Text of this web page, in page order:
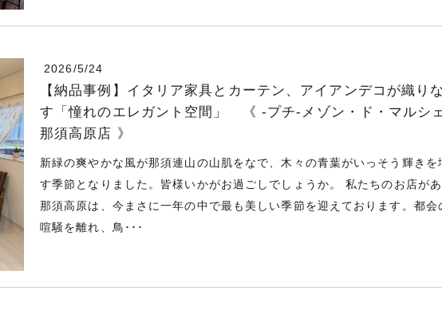
2026/5/24
【納品事例】イタリア家具とカーテン、アイアンデコが織り
す「憧れのエレガント空間」 《 -プチ-メゾン・ド・マルシ
那須高原店 》
新緑の爽やかな風が那須連山の山肌をなで、木々の青葉がいっそう輝きを
す季節となりました。皆様いかがお過ごしでしょうか。 私たちのお店が
那須高原は、今まさに一年の中で最も美しい季節を迎えております。都会
喧騒を離れ、鳥･･･